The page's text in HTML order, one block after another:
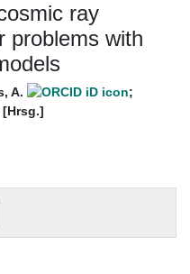
ray
problems with
A.
;
[Hrsg.]